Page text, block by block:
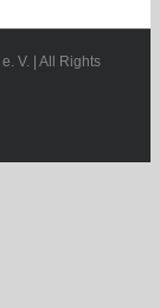
V. | All Rights